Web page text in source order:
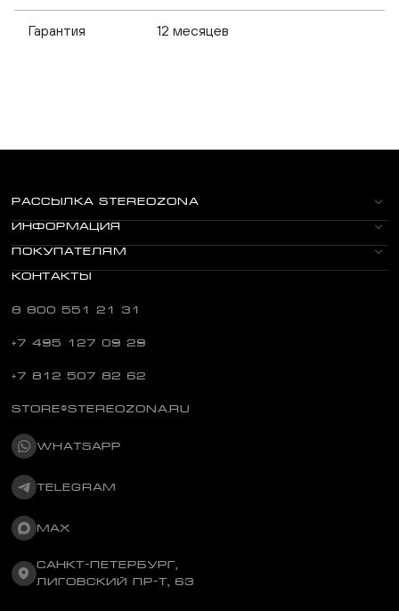
Гарантия 12 месяцев
РАССЫЛКА STEREOZONA
ИНФОРМАЦИЯ
ПОКУПАТЕЛЯМ
КОНТАКТЫ
8 800 551 21 31
+7 495 127 09 29
+7 812 507 82 62
STORE@STEREOZONA.RU
WHATSAPP
TELEGRAM
MAX
САНКТ-ПЕТЕРБУРГ,
ЛИГОВСКИЙ ПР-Т, 63